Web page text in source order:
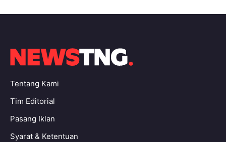
Tentang Kami
Tim Editorial
Pasang Iklan
Syarat & Ketentuan